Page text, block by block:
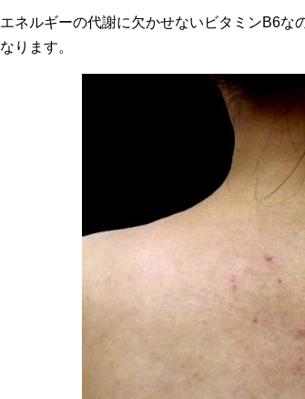
エネルギーの代謝に欠かせないビタミンB6な
なります。